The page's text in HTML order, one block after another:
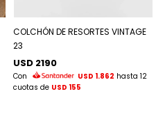
COLCHÓN DE RESORTES VINTAGE
23
USD 2190
Con USD 1.862 hasta 12
cuotas de USD 155